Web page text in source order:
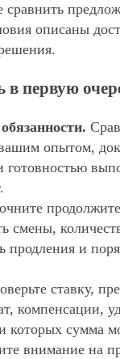
сравнить
описаны
в первую
опытом,
готовностью
смены,
продления и
ставку,
компенсации,
которых сумма
внимание на